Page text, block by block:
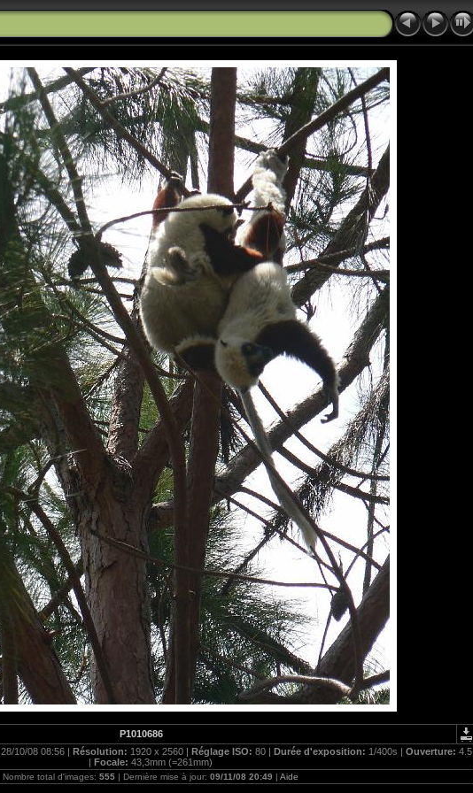
P1010686
28/10/08 08:56 | Résolution: 1920 x 2560 | Réglage ISO: 80 | Durée d'exposition: 1/400s | Ouverture: 4.5
| Focale: 43,3mm (=261mm)
Nombre total d'images: 555 | Dernière mise à jour: 09/11/08 20:49 | Aide